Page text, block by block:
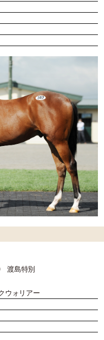
島特別
ウォリアー